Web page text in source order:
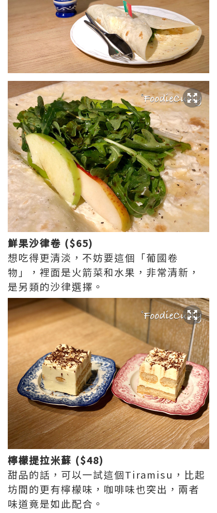
鮮果沙律卷 ($65)
想吃得更清淡，不妨要這個「葡國卷
物」，裡面是火箭菜和水果，非常清新，
是另類的沙律選擇。
檸檬提拉米蘇 ($48)
甜品的話，可以一試這個Tiramisu，比起
坊間的更有檸檬味，咖啡味也突出，兩者
味道竟是如此配合。